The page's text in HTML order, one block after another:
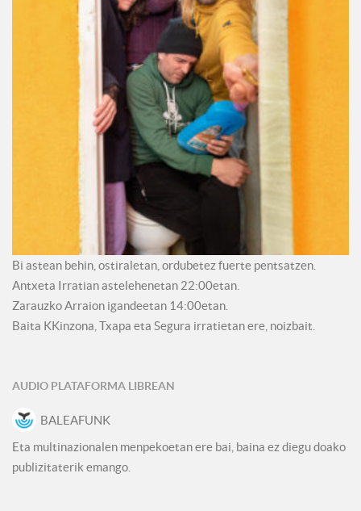
Bi astean behin, ostiraletan, ordubetez fuerte pentsatzen.
Antxeta Irratian astelehenetan 22:00etan.
Zarauzko Arraion igandeetan 14:00etan.
Baita KKinzona, Txapa eta Segura irratietan ere, noizbait.
AUDIO PLATAFORMA LIBREAN
BALEAFUNK
Eta multinazionalen menpekoetan ere bai, baina ez diegu doako
publizitaterik emango.